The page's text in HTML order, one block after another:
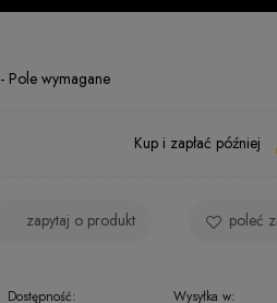
L
- Pole wymagane
Kup i zapłać później
zapytaj o produkt poleć
Dostępność:
Wysyłka w: